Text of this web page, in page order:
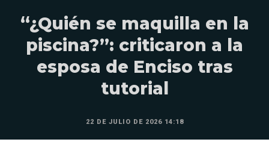
“¿Quién se maquilla en la
piscina?”: criticaron a la
esposa de Enciso tras
tutorial
22 DE JULIO DE 2026 14:18